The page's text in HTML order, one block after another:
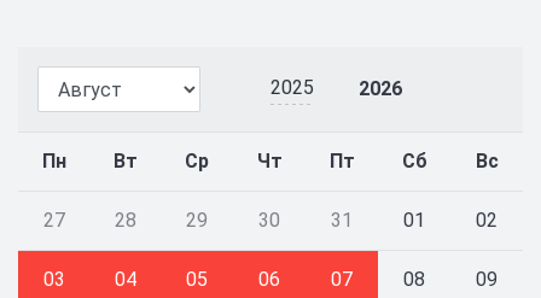
2025 2026
Пн Вт Ср Чт Пт Сб Вс
27 28 29 30 31 01 02
03 04 05 06 07 08 09